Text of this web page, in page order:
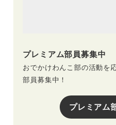
プレミアム部員募集中
おでかけわんこ部の活動を
部員募集中！
プレミアム